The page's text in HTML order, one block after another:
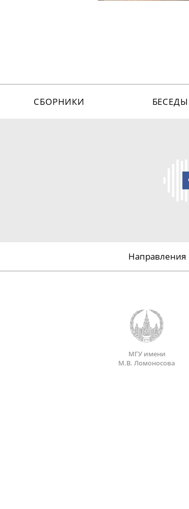
СБОРНИКИ БЕСЕДЫ
Направления
МГУ имени
М.В. Ломоносова